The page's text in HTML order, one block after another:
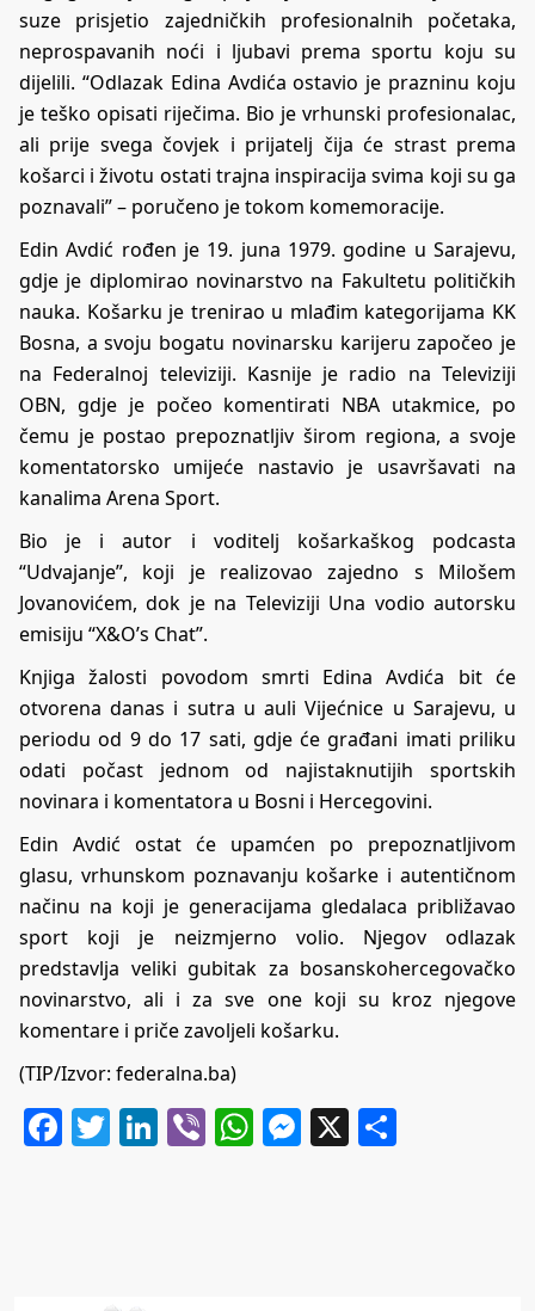
suze prisjetio zajedničkih profesionalnih početaka,
neprospavanih noći i ljubavi prema sportu koju su
dijelili. “Odlazak Edina Avdića ostavio je prazninu koju
je teško opisati riječima. Bio je vrhunski profesionalac,
ali prije svega čovjek i prijatelj čija će strast prema
košarci i životu ostati trajna inspiracija svima koji su ga
poznavali” – poručeno je tokom komemoracije.
Edin Avdić rođen je 19. juna 1979. godine u Sarajevu,
gdje je diplomirao novinarstvo na Fakultetu političkih
nauka. Košarku je trenirao u mlađim kategorijama KK
Bosna, a svoju bogatu novinarsku karijeru započeo je
na Federalnoj televiziji. Kasnije je radio na Televiziji
OBN, gdje je počeo komentirati NBA utakmice, po
čemu je postao prepoznatljiv širom regiona, a svoje
komentatorsko umijeće nastavio je usavršavati na
kanalima Arena Sport.
Bio je i autor i voditelj košarkaškog podcasta
“Udvajanje”, koji je realizovao zajedno s Milošem
Jovanovićem, dok je na Televiziji Una vodio autorsku
emisiju “X&O’s Chat”.
Knjiga žalosti povodom smrti Edina Avdića bit će
otvorena danas i sutra u auli Vijećnice u Sarajevu, u
periodu od 9 do 17 sati, gdje će građani imati priliku
odati počast jednom od najistaknutijih sportskih
novinara i komentatora u Bosni i Hercegovini.
Edin Avdić ostat će upamćen po prepoznatljivom
glasu, vrhunskom poznavanju košarke i autentičnom
načinu na koji je generacijama gledalaca približavao
sport koji je neizmjerno volio. Njegov odlazak
predstavlja veliki gubitak za bosanskohercegovačko
novinarstvo, ali i za sve one koji su kroz njegove
komentare i priče zavoljeli košarku.
(TIP/Izvor: federalna.ba)
Facebook
Twitter
LinkedIn
ViberWhatsApp
Messenger
X